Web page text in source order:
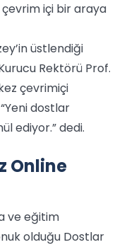
içi bir araya
üstlendiği
Rektörü Prof.
çevrimiçi
dostlar
ediyor.” dedi.
Online
ve eğitim
olduğu Dostlar